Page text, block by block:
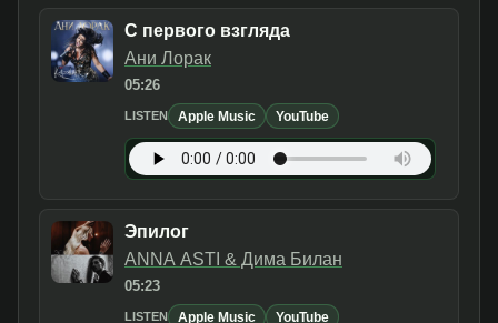
С первого взгляда
Ани Лорак
05:26
LISTEN Apple Music YouTube
Эпилог
ANNA ASTI & Дима Билан
05:23
LISTEN Apple Music YouTube